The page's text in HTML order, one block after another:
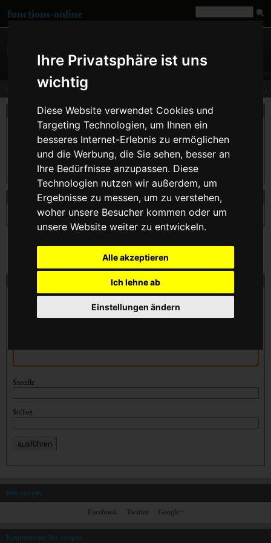
Ihre Privatsphäre ist uns
wichtig
Diese Website verwendet Cookies und
Targeting Technologien, um Ihnen ein
besseres Internet-Erlebnis zu ermöglichen
und die Werbung, die Sie sehen, besser an
Ihre Bedürfnisse anzupassen. Diese
Technologien nutzen wir außerdem, um
Ergebnisse zu messen, um zu verstehen,
woher unsere Besucher kommen oder um
unsere Website weiter zu entwickeln.
Alle akzeptieren
Ich lehne ab
Einstellungen ändern
functions-online
strrpos
Beschreibung
Gibt die numerische Position des letzten Vorkommens von $needle innerhalb der
Zeichenkette $haystack zurück. Beachten Sie, dass $needle unter PHP 4 in diesem
Fall nur ein einzelnes Zeichen sein kann. Wenn Sie eine Zeichenkette als $needle
übergeben, wird nur deren erstes Zeichen verwendet.
Wurde $needle nicht gefunden, wird FALSE zurückgegeben.
Deklaration von strrpos
strrpos( string $haystack , string $needle [, int $offset ] )
$haystack
$needle
$offset
teile strrpos
Facebook Twitter Google+
Kommentare für strrpos